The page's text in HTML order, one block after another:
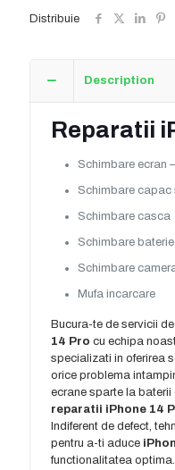
Distribuie
Description
Reparatii
Schimbare ecran
Schimbare
Schimbare casca
Schimbare baterie
Schimbare
Mufa incarcare
Bucura-te de servicii
14 Procu echipa
specializati in oferirea
orice problema
ecrane sparte la
reparatii iPhone 14
Indiferent de defect,
pentru a-ti aduce
functionalitatea